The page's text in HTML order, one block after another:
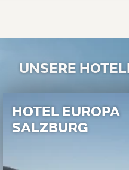
UNSERE
HOTEL EUROPA
SALZBURG